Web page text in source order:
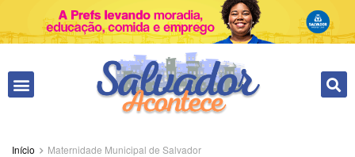
Início Maternidade Municipal de Salvador